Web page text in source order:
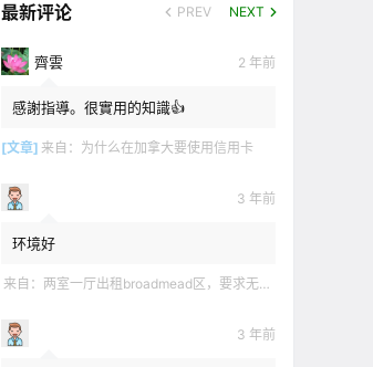
最新评论 PREV NEXT
齊雲 2 年前
感謝指導。很實用的知識👍
[文章] 来自： 为什么在加拿大要使用信用卡
3 年前
环境好
来自： 两室一厅出租broadmead区，要求无烟无宠无麻无party，租金2200不包水电有意短信联系2508858496
3 年前